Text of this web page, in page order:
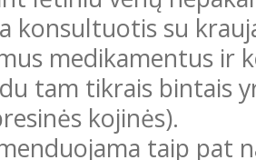
konsultuotis su
medikamentus ir
tam tikrais bintais
kojinės).
taip pat